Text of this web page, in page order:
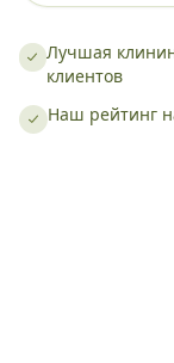
Лучшая
клиентов
Наш рейтинг